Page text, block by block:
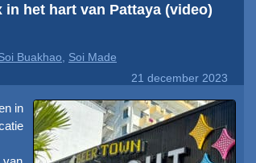
het hart van Pattaya (video)
Buakhao
Soi Made
21 december 2023
in